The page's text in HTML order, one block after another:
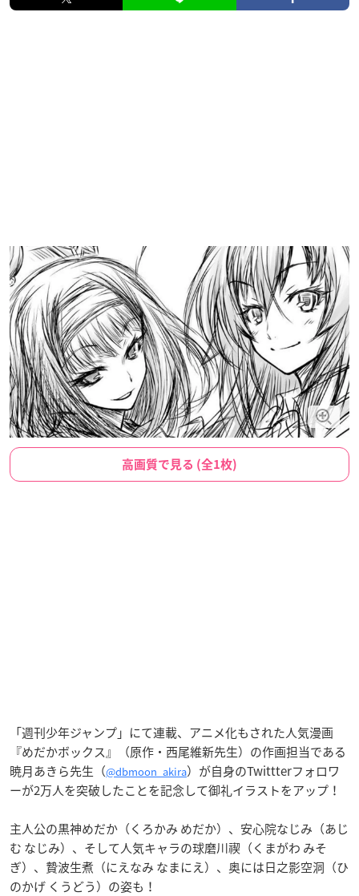
高画質で見る (全1枚)
「週刊少年ジャンプ」にて連載、アニメ化もされた人気漫画
『めだかボックス』（原作・西尾維新先生）の作画担当である
暁月あきら先生（@dbmoon_akira）が自身のTwittterフォロワ
ーが2万人を突破したことを記念して御礼イラストをアップ！
主人公の黒神めだか（くろかみ めだか）、安心院なじみ（あじ
む なじみ）、そして人気キャラの球磨川禊（くまがわ みそ
ぎ）、贄波生煮（にえなみ なまにえ）、奥には日之影空洞（ひ
のかげ くうどう）の姿も！